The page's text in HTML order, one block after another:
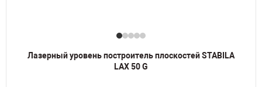
Лазерный уровень построитель плоскостей STABILA
LAX 50 G